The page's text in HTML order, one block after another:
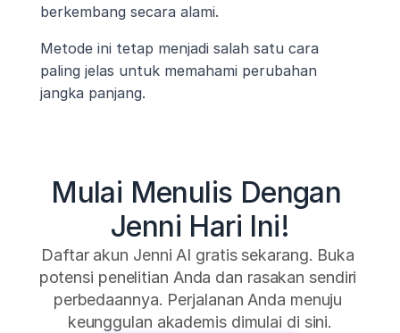
berkembang secara alami.
Metode ini tetap menjadi salah satu cara
paling jelas untuk memahami perubahan
jangka panjang.
Mulai Menulis Dengan
Jenni Hari Ini!
Daftar akun Jenni AI gratis sekarang. Buka
potensi penelitian Anda dan rasakan sendiri
perbedaannya. Perjalanan Anda menuju
keunggulan akademis dimulai di sini.